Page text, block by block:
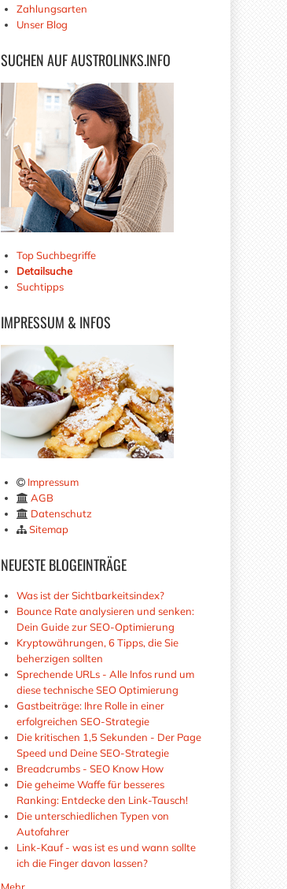
Zahlungsarten
Unser Blog
SUCHENAUF AUSTROLINKS.INFO
Top Suchbegriffe
Detailsuche
Suchtipps
IMPRESSUM & INFOS
Impressum
AGB
Datenschutz
Sitemap
NEUESTEBLOGEINTRÄGE
Was ist der Sichtbarkeitsindex?
Bounce Rate analysieren und senken:
Dein Guide zur SEO-Optimierung
Kryptowährungen, 6 Tipps, die Sie
beherzigen sollten
Sprechende URLs - Alle Infos rund um
diese technische SEO Optimierung
Gastbeiträge: Ihre Rolle in einer
erfolgreichen SEO-Strategie
Die kritischen 1,5 Sekunden - Der Page
Speed und Deine SEO-Strategie
Breadcrumbs - SEO Know How
Die geheime Waffe für besseres
Ranking: Entdecke den Link-Tausch!
Die unterschiedlichen Typen von
Autofahrer
Link-Kauf - was ist es und wann sollte
ich die Finger davon lassen?
Mehr